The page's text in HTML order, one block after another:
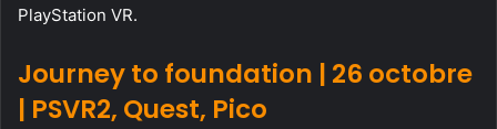
PlayStation VR.
Journey to foundation | 26 octobre
| PSVR2, Quest, Pico